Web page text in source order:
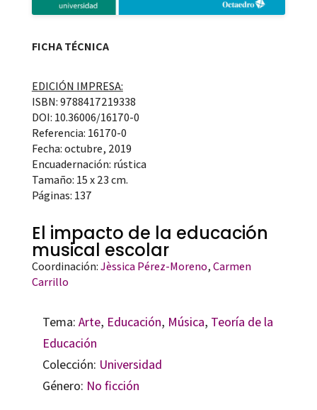
FICHA TÉCNICA
EDICIÓN IMPRESA:
ISBN: 9788417219338
DOI: 10.36006/16170-0
Referencia: 16170-0
Fecha: octubre, 2019
Encuadernación: rústica
Tamaño: 15 x 23 cm.
Páginas: 137
El impacto de la educación
musical escolar
Coordinación:Jèssica Pérez-Moreno,Carmen
Carrillo
Tema: Arte, Educación, Música, Teoría de la
Educación
Colección: Universidad
Género: No ficción